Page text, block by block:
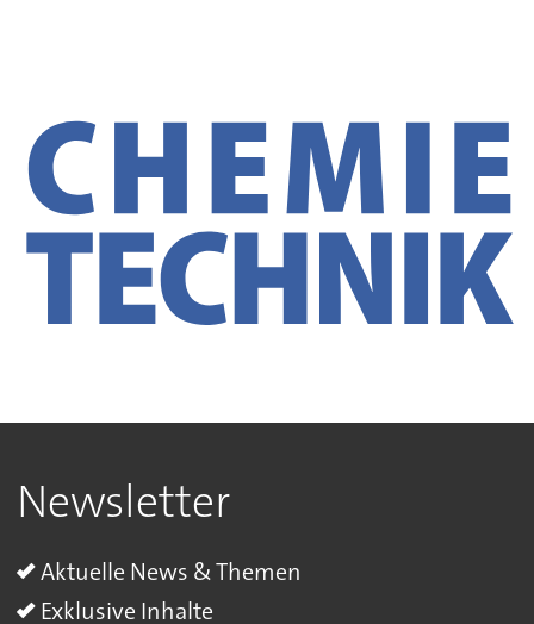
Newsletter
Aktuelle News & Themen
Exklusive Inhalte